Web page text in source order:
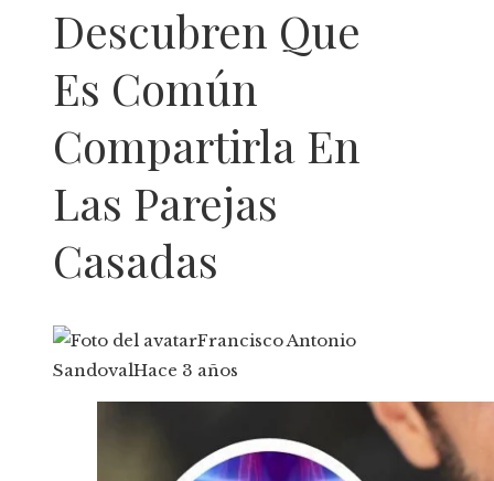
Descubren Que
Es Común
Compartirla En
Las Parejas
Casadas
Francisco Antonio
SandovalHace 3 años